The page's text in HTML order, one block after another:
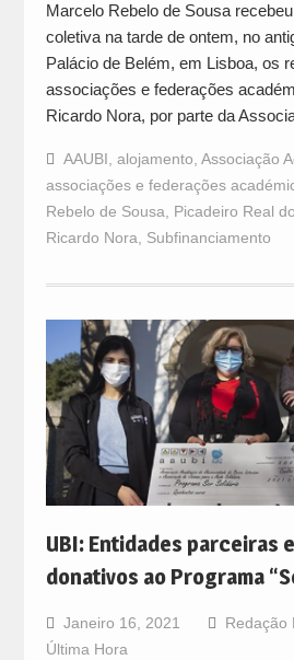
Marcelo Rebelo de Sousa
coletiva na tarde de ontem, no
Palácio de Belém, em Lisboa, os
associações e federações
Ricardo Nora, por parte da
AAUBI, alojamento, Associação
associações e federações
Rebelo de Sousa, Picadeiro Real
Ricardo Nora, Subfinanciamento
UBI: Entidades parceiras
donativos ao Programa
Janeiro 16, 2021 Redação
Última Hora